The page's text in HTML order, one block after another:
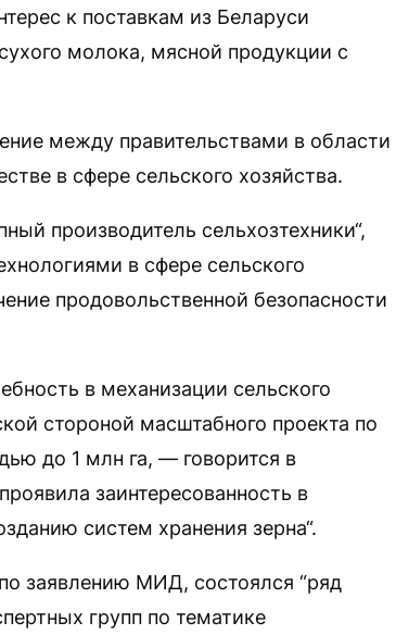
к поставкам из Беларуси
молока, мясной продукции с
между правительствами в области
в сфере сельского хозяйства.
производитель сельхозтехники“,
в сфере сельского
продовольственной безопасности
в механизации сельского
стороной масштабного проекта по
до 1 млн га, — говорится в
заинтересованность в
систем хранения зерна“.
заявлению МИД, состоялся “ряд
групп по тематике